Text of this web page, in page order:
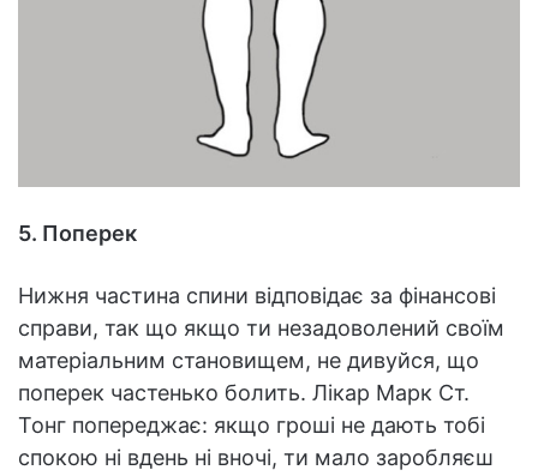
5. Поперек
Нижня частина спини відповідає за фінансові
справи, так що якщо ти незадоволений своїм
матеріальним становищем, не дивуйся, що
поперек частенько болить. Лікар Марк Ст.
Тонг попереджає: якщо гроші не дають тобі
спокою ні вдень ні вночі, ти мало заробляєш